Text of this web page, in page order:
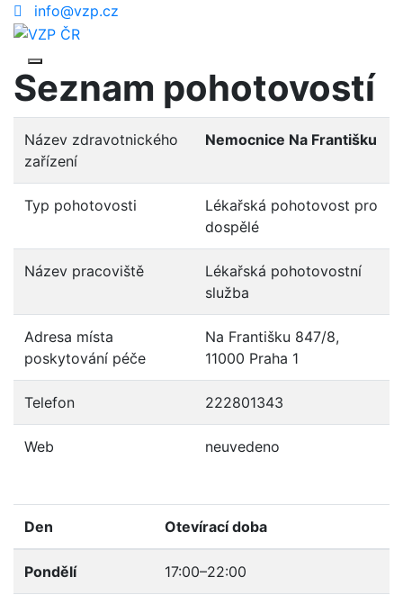
info@vzp.cz
Seznam pohotovostí
Název zdravotnického
zařízení
Nemocnice Na Františku
Typ pohotovosti
Lékařská pohotovost pro
dospělé
Název pracoviště
Lékařská pohotovostní
služba
Adresa místa
poskytování péče
Na Františku 847/8,
11000 Praha 1
Telefon 222801343
Web neuvedeno
Den Otevírací doba
Pondělí 17:00–22:00